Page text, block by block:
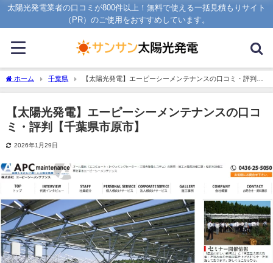
太陽光発電業者の口コミが800件以上！無料で使える一括見積もりサイト
（PR）のご使用をおすすめしています。
ホーム 千葉県
【太陽光発電】エーピーシーメンテナンスの口コミ・評判
【千葉県市原市】
【太陽光発電】エーピーシーメンテナンスの口コ
ミ・評判【千葉県市原市】
2026年1月29日